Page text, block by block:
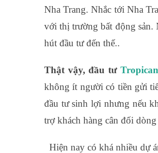
Nha Trang. Nhắc tới Nha
với thị trường bất động sản.
hút đầu tư đến thế..
Thật vậy, đầu tư
không ít người có tiền gửi
đầu tư sinh lợi nhưng nếu
trợ khách hàng cân đối
Hiện nay có khá nhiều dự